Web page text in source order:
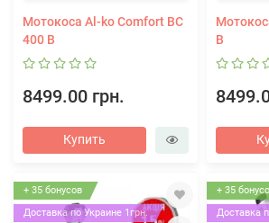
Мотокоса Al-ko Comfort BC
400 B
8499.00 грн.
Купить
B
+ 35 бонусов
Доставка по Украине 1грн.
+ 35
Доставка